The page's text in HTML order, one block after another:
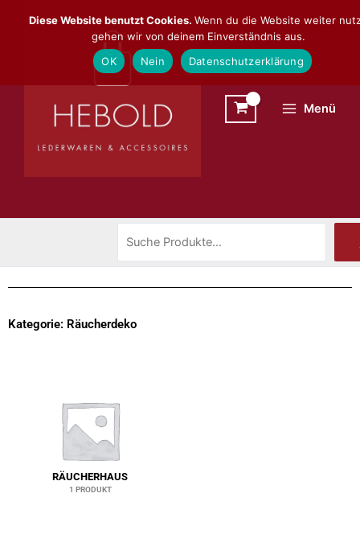
Inhalt
Menü
Kategorie: Räucherdeko
RÄUCHERHAUS
1 PRODUKT
Diese Website benutzt Cookies. Wenn du die Website weiter
gehen wir von deinem Einverständnis aus.
OK
Nein Datenschutzerklärung